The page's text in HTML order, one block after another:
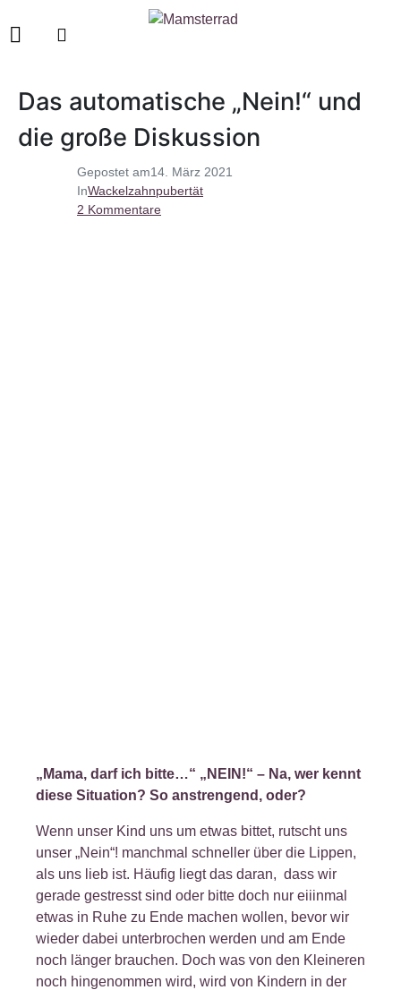
Gepostet am14. März 2021
InWackelzahnpubertät
2 Kommentare
Das automatische „Nein!“ und
die große Diskussion
„Mama, darf ich bitte…“ „NEIN!“ – Na, wer kennt
diese Situation? So anstrengend, oder?
Wenn unser Kind uns um etwas bittet, rutscht uns
unser „Nein“! manchmal schneller über die Lippen,
als uns lieb ist. Häufig liegt das daran, dass wir
gerade gestresst sind oder bitte doch nur eiiinmal
etwas in Ruhe zu Ende machen wollen, bevor wir
wieder dabei unterbrochen werden und am Ende
noch länger brauchen. Doch was von den Kleineren
noch hingenommen wird, wird von Kindern in der